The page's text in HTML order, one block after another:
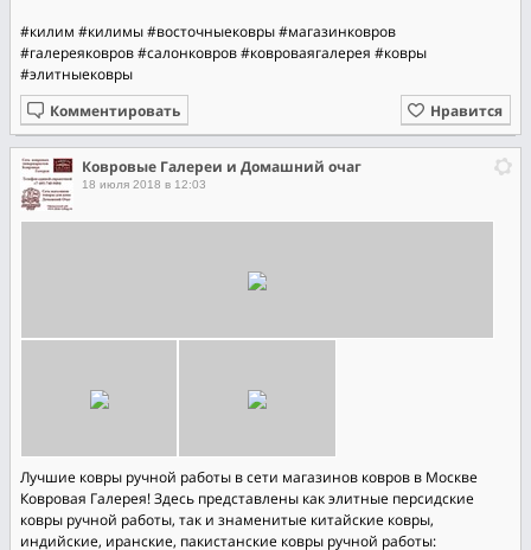
#килим #килимы#восточныековры#магазинковров
#галереяковров#салонковров#ковроваягалерея #ковры
#элитныековры
Нравится
Комментировать
Ковровые Галереи и Домашний очаг
18 июля 2018 в 12:03
Лучшие ковры ручной работы в сети магазинов ковров в Москве
Ковровая Галерея! Здесь представлены как элитные персидские
ковры ручной работы, так и знаменитые китайские ковры,
индийские, иранские, пакистанские ковры ручной работы: